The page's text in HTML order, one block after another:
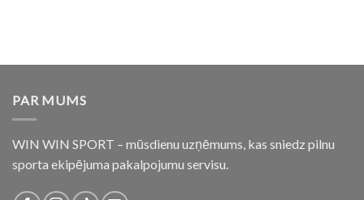
PAR MUMS
WIN WIN SPORT – mūsdienu uzņēmums, kas sniedz pilnu
sporta ekipējuma pakalpojumu servisu.